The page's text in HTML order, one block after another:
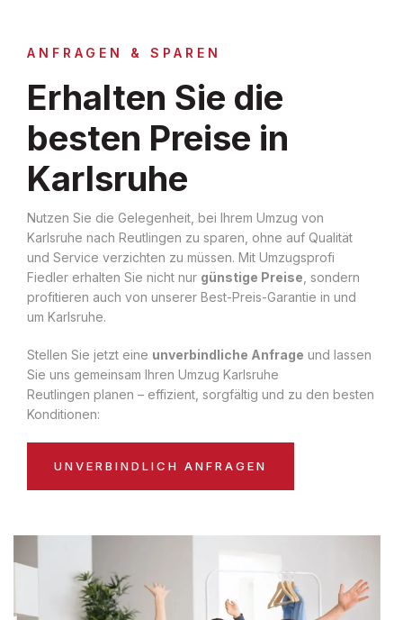
ANFRAGEN & SPAREN
Erhalten Sie die
besten Preise in
Karlsruhe
Nutzen Sie die Gelegenheit, bei Ihrem Umzug von
Karlsruhe nach Reutlingen zu sparen, ohne auf Qualität
und Service verzichten zu müssen. Mit Umzugsprofi
Fiedler erhalten Sie nicht nur günstige Preise , sondern
profitieren auch von unserer Best-Preis-Garantie in und
um Karlsruhe.
Stellen Sie jetzt eine unverbindliche Anfrage und lassen
Sie uns gemeinsam Ihren Umzug Karlsruhe
Reutlingen planen – effizient, sorgfältig und zu den besten
Konditionen:
UNVERBINDLICH ANFRAGEN